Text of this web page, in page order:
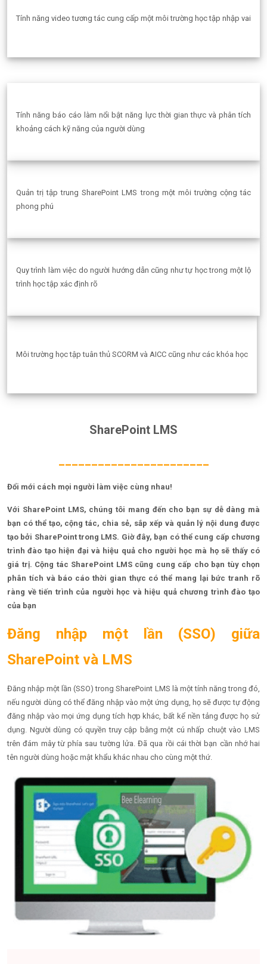
Tính năng video tương tác cung cấp một môi trường học tập nhập vai
Tính năng báo cáo làm nổi bật năng lực thời gian thực và phân tích
khoảng cách kỹ năng của người dùng
Quản trị tập trung SharePoint LMS trong một môi trường cộng tác
phong phú
Quy trình làm việc do người hướng dẫn cũng như tự học trong một lộ
trình học tập xác định rõ
Môi trường học tập tuân thủ SCORM và AICC cũng như các khóa học
SharePoint LMS
_______________________
Đổi mới cách mọi người làm việc cùng nhau!
Với SharePoint LMS, chúng tôi mang đến cho bạn sự dễ dàng mà
bạn có thể tạo, cộng tác, chia sẻ, sắp xếp và quản lý nội dung được
tạo bởi SharePoint trong LMS. Giờ đây, bạn có thể cung cấp chương
trình đào tạo hiện đại và hiệu quả cho người học mà họ sẽ thấy có
giá trị. Cộng tác SharePoint LMS cũng cung cấp cho bạn tùy chọn
phân tích và báo cáo thời gian thực có thể mang lại bức tranh rõ
ràng về tiến trình của người học và hiệu quả chương trình đào tạo
của bạn
Đăng nhập một lần (SSO) giữa
SharePoint và LMS
Đăng nhập một lần (SSO) trong SharePoint LMS là một tính năng trong đó,
nếu người dùng có thể đăng nhập vào một ứng dụng, họ sẽ được tự động
đăng nhập vào mọi ứng dụng tích hợp khác, bất kể nền tảng được họ sử
dụng. Người dùng có quyền truy cập bằng một cú nhấp chuột vào LMS
trên đám mây từ phía sau tường lửa. Đã qua rồi cái thời bạn cần nhớ hai
tên người dùng hoặc mật khẩu khác nhau cho cùng một thứ.